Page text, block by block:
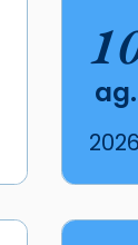
ag.
2026